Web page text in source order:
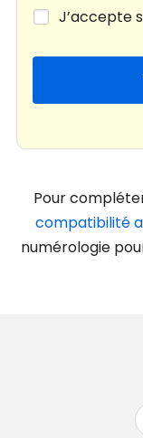
J’accepte
Pour
compatibilité
numérologie